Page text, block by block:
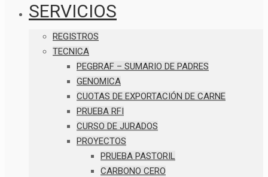
SERVICIOS
REGISTROS
TECNICA
PEGBRAF – SUMARIO DE PADRES
GENOMICA
CUOTAS DE EXPORTACIÓN DE CARNE
PRUEBA RFI
CURSO DE JURADOS
PROYECTOS
PRUEBA PASTORIL
CARBONO CERO